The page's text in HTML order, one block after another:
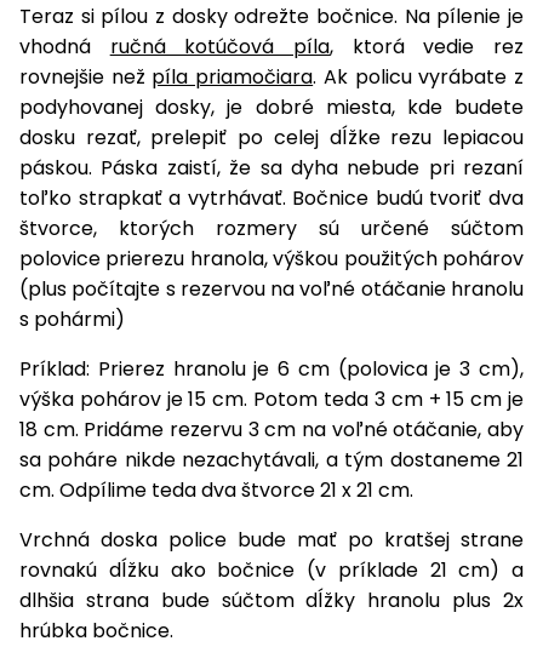
Odhŕňače
a lopaty
na sneh
Postrekovače
a rosiče
Príslušenstvo
Teraz si pílou z dosky odrežte bočnice. Na pílenie je
vhodná ručná kotúčová píla, ktorá vedie rez
rovnejšie než píla priamočiara. Ak policu vyrábate z
podyhovanej dosky, je dobré miesta, kde budete
dosku rezať, prelepiť po celej dĺžke rezu lepiacou
páskou. Páska zaistí, že sa dyha nebude pri rezaní
toľko strapkať a vytrhávať. Bočnice budú tvoriť dva
štvorce, ktorých rozmery sú určené súčtom
polovice prierezu hranola, výškou použitých pohárov
(plus počítajte s rezervou na voľné otáčanie hranolu
s pohármi)
Príklad: Prierez hranolu je 6 cm (polovica je 3 cm),
výška pohárov je 15 cm. Potom teda 3 cm + 15 cm je
18 cm. Pridáme rezervu 3 cm na voľné otáčanie, aby
sa poháre nikde nezachytávali, a tým dostaneme 21
cm. Odpílime teda dva štvorce 21 x 21 cm.
Vrchná doska police bude mať po kratšej strane
rovnakú dĺžku ako bočnice (v príklade 21 cm) a
dlhšia strana bude súčtom dĺžky hranolu plus 2x
hrúbka bočnice.